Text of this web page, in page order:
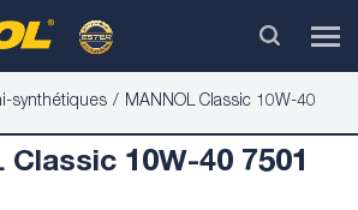
synthétiques MANNOL Classic 10W-40
Classic 10W-40 7501